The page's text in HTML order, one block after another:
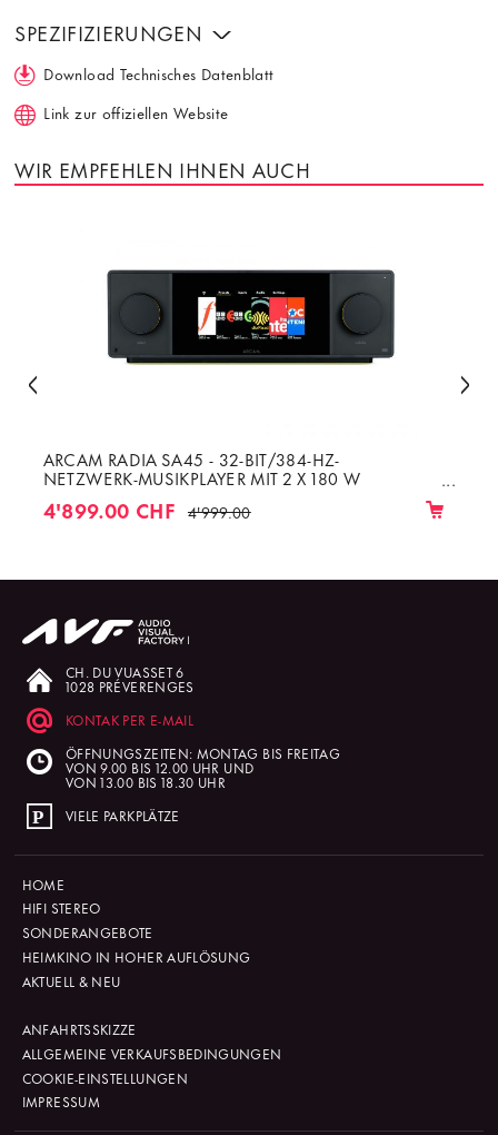
SPEZIFIZIERUNGEN
Download Technisches Datenblatt
Link zur offiziellen Website
WIR EMPFEHLEN IHNEN AUCH
ARCAM RADIA SA45 - 32-BIT/384-HZ-
NETZWERK-MUSIKPLAYER MIT 2 X 180 W
VERSTÄRKER DER KLASSE G BEI 8 Ω
4'899.00 CHF 4'999.00
CH. DU VUASSET 6
1028 PRÉVERENGES
KONTAK PER E-MAIL
ÖFFNUNGSZEITEN: MONTAG BIS FREITAG
VON 9.00 BIS 12.00 UHR UND
VON 13.00 BIS 18.30 UHR
VIELE PARKPLÄTZE
HOME
HIFI STEREO
SONDERANGEBOTE
HEIMKINO IN HOHER AUFLÖSUNG
AKTUELL & NEU
ANFAHRTSSKIZZE
ALLGEMEINE VERKAUFSBEDINGUNGEN
COOKIE-EINSTELLUNGEN
IMPRESSUM